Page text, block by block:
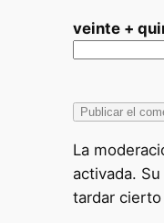
veinte +
La
activada.
tardar